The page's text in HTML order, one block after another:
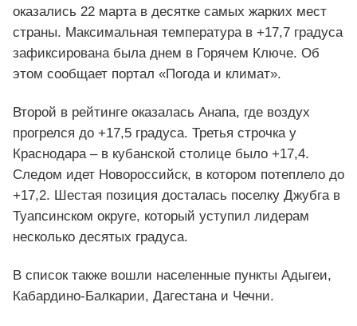
оказались 22 марта в десятке самых жарких мест
страны. Максимальная температура в +17,7 градуса
зафиксирована была днем в Горячем Ключе. Об
этом сообщает портал «Погода и климат».
Второй в рейтинге оказалась Анапа, где воздух
прогрелся до +17,5 градуса. Третья строчка у
Краснодара – в кубанской столице было +17,4.
Следом идет Новороссийск, в котором потеплело до
+17,2. Шестая позиция досталась поселку Джубга в
Туапсинском округе, который уступил лидерам
несколько десятых градуса.
В список также вошли населенные пункты Адыгеи,
Кабардино-Балкарии, Дагестана и Чечни.